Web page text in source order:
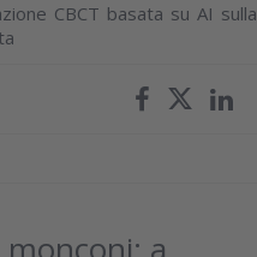
CBCT basata su AI sulla